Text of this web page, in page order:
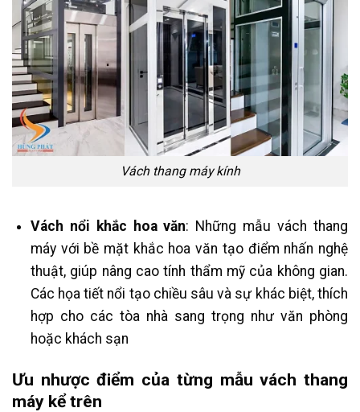
Vách thang máy kính
Vách nổi khắc hoa văn: Những mẫu vách thang
máy với bề mặt khắc hoa văn tạo điểm nhấn nghệ
thuật, giúp nâng cao tính thẩm mỹ của không gian.
Các họa tiết nổi tạo chiều sâu và sự khác biệt, thích
hợp cho các tòa nhà sang trọng như văn phòng
hoặc khách sạn​
Ưu nhược điểm của từng mẫu vách thang
máy kể trên